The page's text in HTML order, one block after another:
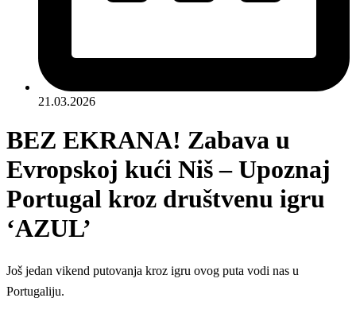
21.03.2026
BEZ EKRANA! Zabava u
Evropskoj kući Niš – Upoznaj
Portugal kroz društvenu igru
‘AZUL’
Još jedan vikend putovanja kroz igru ovog puta vodi nas u
Portugaliju.